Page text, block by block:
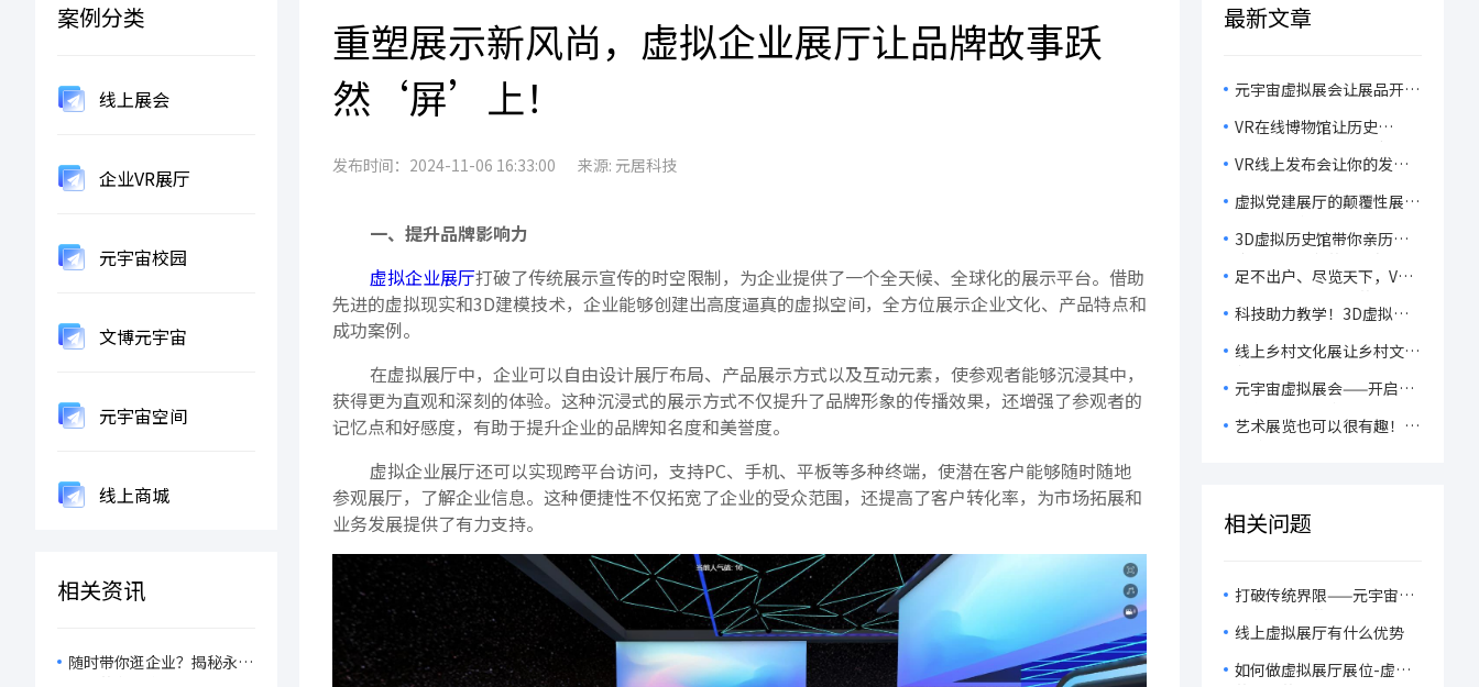
案例分类
线上展会
企业VR展厅
元宇宙校园
文博元宇宙
元宇宙空间
线上商城
相关资讯
随时带你逛企业？揭秘永不
重塑展示新风尚，虚拟企业展厅让品牌故事跃
然‘屏’上！
发布时间：2024-11-06 16:33:00 来源: 元居科技
一、提升品牌影响力
虚拟企业展厅打破了传统展示宣传的时空限制，为企业提供了一个全天候、全球化的展示平台。借助
先进的虚拟现实和3D建模技术，企业能够创建出高度逼真的虚拟空间，全方位展示企业文化、产品特点和
成功案例。
在虚拟展厅中，企业可以自由设计展厅布局、产品展示方式以及互动元素，使参观者能够沉浸其中，
获得更为直观和深刻的体验。这种沉浸式的展示方式不仅提升了品牌形象的传播效果，还增强了参观者的
记忆点和好感度，有助于提升企业的品牌知名度和美誉度。
虚拟企业展厅还可以实现跨平台访问，支持PC、手机、平板等多种终端，使潜在客户能够随时随地
参观展厅，了解企业信息。这种便捷性不仅拓宽了企业的受众范围，还提高了客户转化率，为市场拓展和
业务发展提供了有力支持。
最新文章
元宇宙虚拟展会让展品开口
受科技的魅力！
VR在线博物馆让历史
“活”起来，开启历史文物
的沉浸式体验！
VR线上发布会让你的发布
可思议！
虚拟党建展厅的颠覆性展
党的辉煌历程！
3D虚拟历史馆带你亲历历
史，感受文化的无穷魅力！
足不出户、尽览天下，VR
验轻松又有趣！
科技助力教学！3D虚拟课
乐场’？
线上乡村文化展让乡村文
兴‘燃’起来！
元宇宙虚拟展会——开启一
心、展商获客舒心的展会旅
艺术展览也可以很有趣！
相关问题
打破传统界限——元宇宙虚
线上虚拟展厅有什么优势
如何做虚拟展厅展位-虚拟